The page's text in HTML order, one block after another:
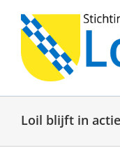
inhoud
Loil blijft in actie